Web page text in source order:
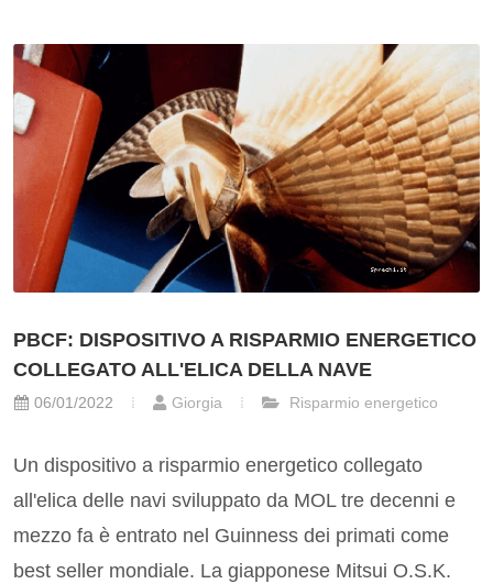
PBCF: DISPOSITIVO A RISPARMIO ENERGETICO
COLLEGATO ALL'ELICA DELLA NAVE
06/01/2022 Giorgia Risparmio energetico
Un dispositivo a risparmio energetico collegato
all'elica delle navi sviluppato da MOL tre decenni e
mezzo fa è entrato nel Guinness dei primati come
best seller mondiale. La giapponese Mitsui O.S.K.